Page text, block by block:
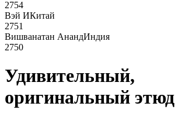
2754
Вэй ИКитай
2751
Вишванатан АнандИндия
2750
Удивительный,
оригинальный этюд